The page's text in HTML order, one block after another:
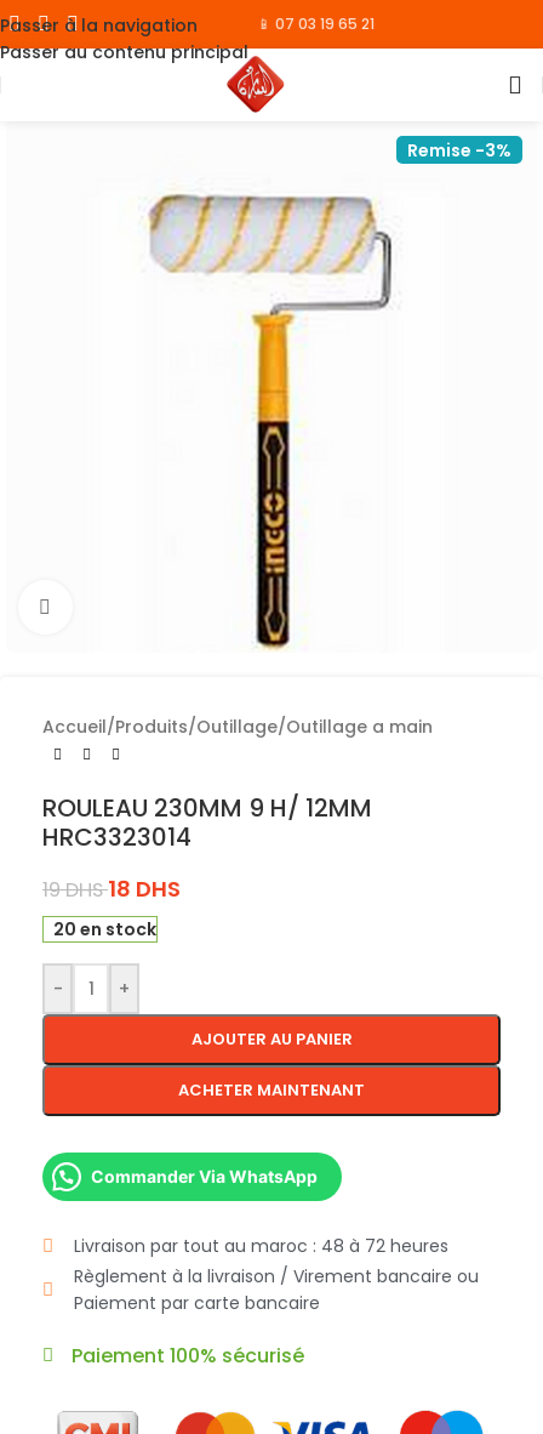
Passer à la navigation
Passer au contenu principal
📱 07 03 19 65 21
Remise -3%
Accueil/Produits/Outillage/Outillage a main
ROULEAU 230MM 9 H/ 12MM
HRC3323014
19DHS 18 DHS
20 en stock
- +
AJOUTER AU PANIER
ACHETER MAINTENANT
Commander Via WhatsApp
Livraison par tout au maroc : 48 à 72 heures
Règlement à la livraison / Virement bancaire ou
Paiement par carte bancaire
Paiement 100% sécurisé